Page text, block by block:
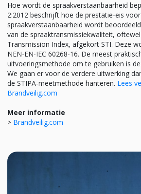
Hoe wordt de spraakverstaanbaarheid
2:2012 beschrijft hoe de prestatie-eis
spraakverstaanbaarheid wordt
van de spraaktransmissiekwaliteit,
Transmission Index, afgekort STI. Deze
NEN-EN-IEC 60268-16. De meest
uitvoeringsmethode om te gebruiken is
We gaan er voor de verdere uitwerking
de STIPA-meetmethode hanteren. Lees
Brandveilig.com
Meer informatie
> Brandveilig.com